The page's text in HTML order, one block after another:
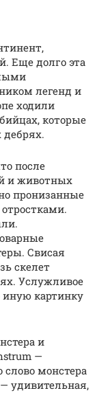
Еще долго эта
легенд и
ходили
которые
после
и животных
пронизанные
Свисая
скелет
Услужливое
иную картинку
и
—
монстера
удивительная,